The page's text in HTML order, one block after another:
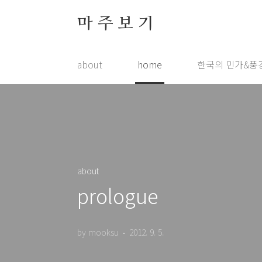
마 주 보 기
about home 한국의 민가&풍
about
prologue
by mooksu 2012. 9. 5.